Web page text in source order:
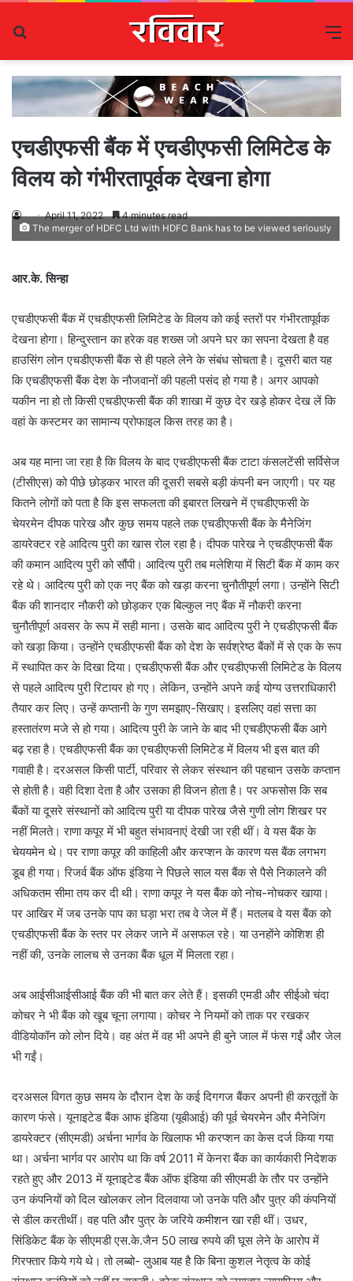
एचडीएफसी बैंक में एचडीएफसी लिमिटेड के
विलय को गंभीरतापूर्वक देखना होगा
April 11, 2022 4 minutes read
The merger of HDFC Ltd with HDFC Bank has to be viewed seriously
आर.के. सिन्हा
एचडीएफसी बैंक में एचडीएफसी लिमिटेड के विलय को कई स्तरों पर गंभीरतापूर्वक
देखना होगा। हिन्दुस्तान का हरेक वह शख्स जो अपने घर का सपना देखता है वह
हाउसिंग लोन एचडीएफसी बैंक से ही पहले लेने के संबंध सोचता है। दूसरी बात यह
कि एचडीएफसी बैंक देश के नौजवानों की पहली पसंद हो गया है। अगर आपको
यकीन ना हो तो किसी एचडीएफसी बैंक की शाखा में कुछ देर खड़े होकर देख लें कि
वहां के कस्टमर का सामान्य प्रोफाइल किस तरह का है।
अब यह माना जा रहा है कि विलय के बाद एचडीएफसी बैंक टाटा कंसलटेंसी सर्विसेज
(टीसीएस) को पीछे छोड़कर भारत की दूसरी सबसे बड़ी कंपनी बन जाएगी। पर यह
कितने लोगों को पता है कि इस सफलता की इबारत लिखने में एचडीएफसी के
चेयरमेन दीपक पारेख और कुछ समय पहले तक एचडीएफसी बैंक के मैनेजिंग
डायरेक्टर रहे आदित्य पुरी का खास रोल रहा है। दीपक पारेख ने एचडीएफसी बैंक
की कमान आदित्य पुरी को सौंपी। आदित्य पुरी तब मलेशिया में सिटी बैंक में काम कर
रहे थे। आदित्य पुरी को एक नए बैंक को खड़ा करना चुनौतीपूर्ण लगा। उन्होंने सिटी
बैंक की शानदार नौकरी को छोड़कर एक बिल्कुल नए बैंक में नौकरी करना
चुनौतीपूर्ण अवसर के रूप में सही माना। उसके बाद आदित्य पुरी ने एचडीएफसी बैंक
को खड़ा किया। उन्होंने एचडीएफसी बैंक को देश के सर्वश्रेष्ठ बैंकों में से एक के रूप
में स्थापित कर के दिखा दिया। एचडीएफसी बैंक और एचडीएफसी लिमिटेड के विलय
से पहले आदित्य पुरी रिटायर हो गए। लेकिन, उन्होंने अपने कई योग्य उत्तराधिकारी
तैयार कर लिए। उन्हें कप्तानी के गुण समझाए-सिखाए। इसलिए वहां सत्ता का
हस्तातंरण मजे से हो गया। आदित्य पुरी के जाने के बाद भी एचडीएफसी बैंक आगे
बढ़ रहा है। एचडीएफसी बैंक का एचडीएफसी लिमिटेड में विलय भी इस बात की
गवाही है। दरअसल किसी पार्टी, परिवार से लेकर संस्थान की पहचान उसके कप्तान
से होती है। वही दिशा देता है और उसका ही विजन होता है। पर अफसोस कि सब
बैंकों या दूसरे संस्थानों को आदित्य पुरी या दीपक पारेख जैसे गुणी लोग शिखर पर
नहीं मिलते। राणा कपूर में भी बहुत संभावनाएं देखी जा रही थीं। वे यस बैंक के
चेययमेन थे। पर राणा कपूर की काहिली और करप्शन के कारण यस बैंक लगभग
डूब ही गया। रिजर्व बैंक ऑफ इंडिया ने पिछले साल यस बैंक से पैसे निकालने की
अधिकतम सीमा तय कर दी थी। राणा कपूर ने यस बैंक को नोच-नोचकर खाया।
पर आखिर में जब उनके पाप का घड़ा भरा तब वे जेल में हैं। मतलब वे यस बैंक को
एचडीएफसी बैंक के स्तर पर लेकर जाने में असफल रहे। या उनहोंने कोशिश ही
नहीं की, उनके लालच से उनका बैंक धूल में मिलता रहा।
अब आईसीआईसीआई बैंक की भी बात कर लेते हैं। इसकी एमडी और सीईओ चंदा
कोचर ने भी बैंक को खूब चूना लगाया। कोचर ने नियमों को ताक पर रखकर
वीडियोकॉन को लोन दिये। वह अंत में वह भी अपने ही बुने जाल में फंस गईं और जेल
भी गईं।
दरअसल विगत कुछ समय के दौरान देश के कई दिगगज बैंकर अपनी ही करतूतों के
कारण फंसे। यूनाइटेड बैंक आफ इंडिया (यूबीआई) की पूर्व चेयरमेन और मैनेजिंग
डायरेक्टर (सीएमडी) अर्चना भार्गव के खिलाफ भी करप्शन का केस दर्ज किया गया
था। अर्चना भार्गव पर आरोप था कि वर्ष 2011 में केनरा बैंक का कार्यकारी निदेशक
रहते हुए और 2013 में यूनाइटेड बैंक ऑफ इंडिया की सीएमडी के तौर पर उन्होंने
उन कंपनियों को दिल खोलकर लोन दिलवाया जो उनके पति और पुत्र की कंपनियों
से डील करतीथीं। वह पति और पुत्र के जरिये कमीशन खा रही थीं। उधर,
सिंडिकेट बैंक के सीएमडी एस.के.जैन 50 लाख रुपये की घूस लेने के आरोप में
गिरफ्तार किये गये थे। तो लब्बो- लुआब यह है कि बिना कुशल नेतृत्व के कोई